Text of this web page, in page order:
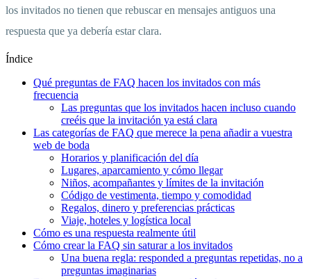
los invitados no tienen que rebuscar en mensajes antiguos una
respuesta que ya debería estar clara.
Índice
Qué preguntas de FAQ hacen los invitados con más
frecuencia
Las preguntas que los invitados hacen incluso cuando
creéis que la invitación ya está clara
Las categorías de FAQ que merece la pena añadir a vuestra
web de boda
Horarios y planificación del día
Lugares, aparcamiento y cómo llegar
Niños, acompañantes y límites de la invitación
Código de vestimenta, tiempo y comodidad
Regalos, dinero y preferencias prácticas
Viaje, hoteles y logística local
Cómo es una respuesta realmente útil
Cómo crear la FAQ sin saturar a los invitados
Una buena regla: responded a preguntas repetidas, no a
preguntas imaginarias